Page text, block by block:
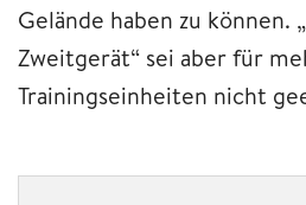
Gelände haben zu können.
Zweitgerät“ sei aber für
Trainingseinheiten nicht